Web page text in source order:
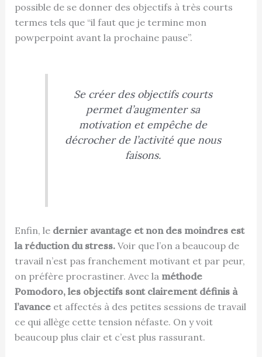
possible de se donner des objectifs à très courts
termes tels que “il faut que je termine mon
powperpoint avant la prochaine pause”.
Se créer des objectifs courts
permet d’augmenter sa
motivation et empêche de
décrocher de l’activité que nous
faisons.
Enfin, le dernier avantage et non des moindres est
la réduction du stress.Voir que l’on a beaucoup de
travail n’est pas franchement motivant et par peur,
on préfère procrastiner. Avec la méthode
Pomodoro, les objectifs sont clairement définis à
l’avanceet affectés à des petites sessions de travail
ce qui allège cette tension néfaste. On y voit
beaucoup plus clair et c’est plus rassurant.